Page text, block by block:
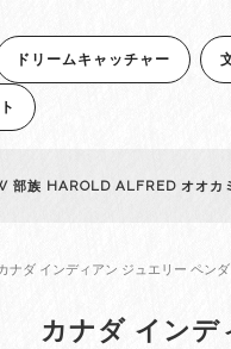
ドリームキャッチャー
部族 HAROLD ALFRED オオカ
ナダ インディアン ジュエリー ペン
カナダ インデ